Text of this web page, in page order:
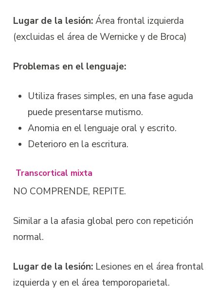
Lugar de la lesión:Área frontal izquierda
(excluidas el área de Wernicke y de Broca)
Problemas en el lenguaje:
Utiliza frases simples, en una fase aguda
puede presentarse mutismo.
Anomia en el lenguaje oral y escrito.
Deterioro en la escritura.
Transcortical mixta
NO COMPRENDE, REPITE.
Similar a la afasia global pero con repetición
normal.
Lugar de la lesión: Lesiones en el área frontal
izquierda y en el área temporoparietal.